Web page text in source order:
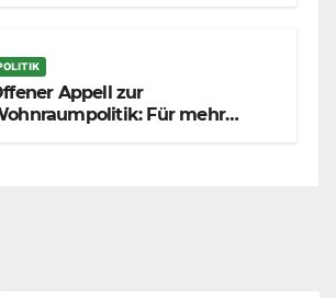
Appell zur
Für mehr